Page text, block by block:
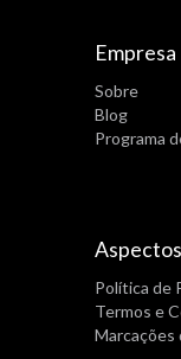
Empresa
Sobre
Blog
Programa
Política de
Termos e